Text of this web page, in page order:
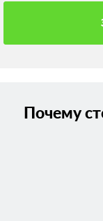
Почему